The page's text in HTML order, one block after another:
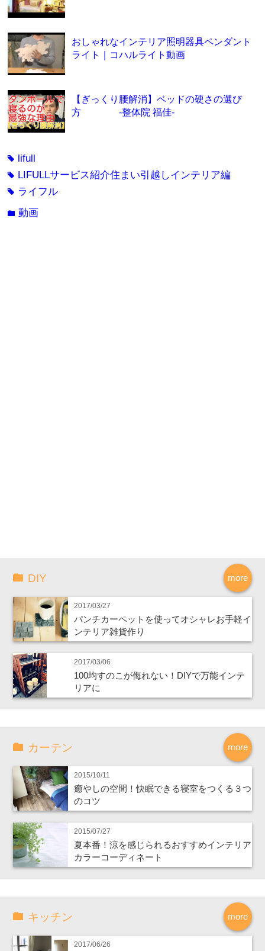
おしゃれなインテリア照明器具ペンダント
ライト｜コハルライト動画
【ぎっくり腰解消】ベッドの硬さの選び
方 -整体院 福佳-
tag lifull
tag LIFULLサービス紹介住まい引越しインテリア編
tag ライフル
folder動画
more
DIY
2017/03/27
パンチカーペットを使ってオシャレお手軽イ
ンテリア雑貨作り
2017/03/06
100均すのこが侮れない！DIYで万能インテ
リアに
more
カーテン
2015/10/11
癒やしの空間！快眠できる寝室をつくる３つ
のコツ
2015/07/27
夏本番！涼を感じられるおすすめインテリア
カラーコーディネート
more
キッチン
2017/06/26